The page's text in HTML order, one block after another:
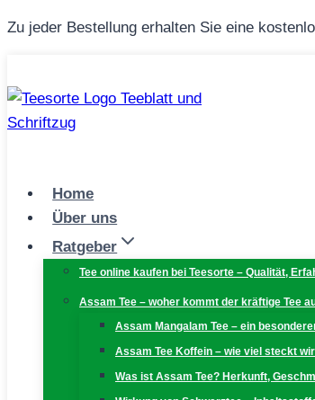
Zum
Zu jeder Bestellung erhalten Sie eine
Home
Über uns
Ratgeber
Tee online kaufen bei Teesorte – Qualität,
Assam Tee – woher kommt der kräftige Tee
Assam Mangalam Tee – ein
Assam Tee Koffein – wie viel steckt
Was ist Assam Tee? Herkunft,